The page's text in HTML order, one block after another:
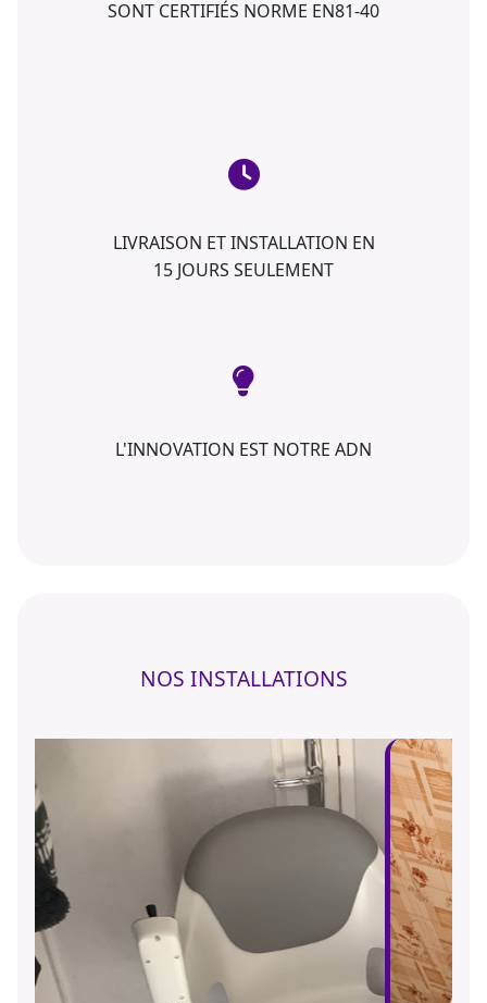
SONT CERTIFIÉS NORME EN81-40
LIVRAISON ET INSTALLATION EN
15 JOURS SEULEMENT
L'INNOVATION EST NOTRE ADN
NOS INSTALLATIONS